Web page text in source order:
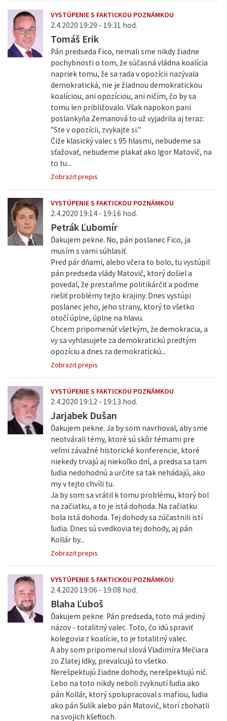
VYSTÚPENIE S FAKTICKOU POZNÁMKOU
2.4.2020 19:29 - 19:31 hod.
Tomáš Erik
Pán predseda Fico, nemali sme nikdy žiadne
pochybnosti o tom, že súčasná vládna koalícia
napriek tomu, že sa rada v opozícii nazývala
demokratická, nie je žiadnou demokratickou
koalíciou, ani opozíciou, ani ničím, čo by sa
tomu len približovalo. Však napokon pani
poslankyňa Zemanová to už vyjadrila aj teraz:
"Ste v opozícii, zvykajte si."
Čiže klasický valec s 95 hlasmi, nebudeme sa
sťažovať, nebudeme plakať ako Igor Matovič, na
to tu...
Zobrazit prepis
VYSTÚPENIE S FAKTICKOU POZNÁMKOU
2.4.2020 19:14 - 19:16 hod.
Petrák Ľubomír
Ďakujem pekne. No, pán poslanec Fico, ja
musím s vami súhlasiť.
Pred pár dňami, alebo včera to bolo, tu vystúpil
pán predseda vlády Matovič, ktorý došiel a
povedal, že prestaňme politikárčiť a poďme
riešiť problémy tejto krajiny. Dnes vystúpi
poslanec jeho, jeho strany, ktorý to všetko
otočí úplne, úplne na hlavu.
Chcem pripomenúť všetkým, že demokracia, a
vy sa vyhlasujete za demokratickú predtým
opozíciu a dnes za demokratickú...
Zobrazit prepis
VYSTÚPENIE S FAKTICKOU POZNÁMKOU
2.4.2020 19:12 - 19:13 hod.
Jarjabek Dušan
Ďakujem pekne. Ja by som navrhoval, aby sme
neotvárali témy, ktoré sú skôr témami pre
veľmi závažné historické konferencie, ktoré
niekedy trvajú aj niekoľko dní, a predsa sa tam
ľudia nedohodnú a určite sa tak nehádajú, ako
my v tejto chvíli tu.
Ja by som sa vrátil k tomu problému, ktorý bol
na začiatku, a to je istá dohoda. Na začiatku
bola istá dohoda. Tej dohody sa zúčastnili istí
ľudia. Dnes sú svedkovia tej dohody, aj pán
Kollár by...
Zobrazit prepis
VYSTÚPENIE S FAKTICKOU POZNÁMKOU
2.4.2020 19:06 - 19:08 hod.
Blaha Ľuboš
Ďakujem pekne. Pán predseda, toto má jediný
názov - totalitný valec. Toto, čo idú spraviť
kolegovia z koalície, to je totalitný valec.
A aby som pripomenul slová Vladimíra Mečiara
zo Zlatej Idky, prevalcujú to všetko.
Nerešpektujú žiadne dohody, nerešpektujú nič.
Lebo na toto nikdy neboli zvyknutí ľudia ako
pán Kollár, ktorý spolupracoval s mafiou, ľudia
ako pán Sulík alebo pán Matovič, ktorí zbohatli
na svojich kšeftoch.